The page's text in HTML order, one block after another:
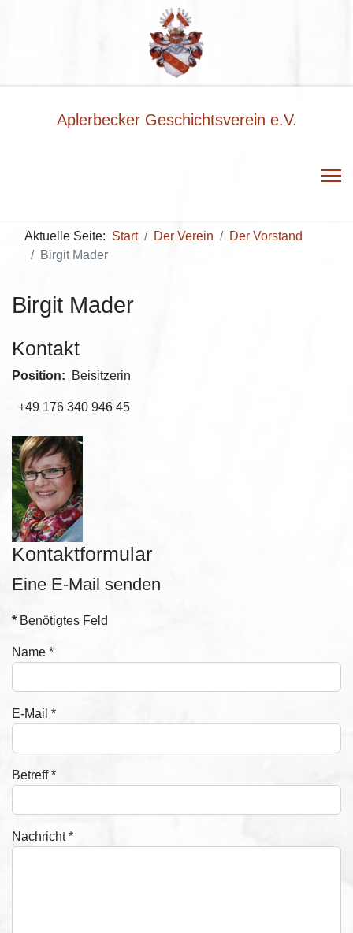
Aplerbecker Geschichtsverein e.V.
Aktuelle Seite: Start Der Verein
Der Vorstand
Birgit Mader
Birgit Mader
Kontakt
Position: Beisitzerin
+49 176 340 946 45
Kontaktformular
Eine E-Mail senden
* Benötigtes Feld
Name *
E-Mail *
Betreff*
Nachricht*